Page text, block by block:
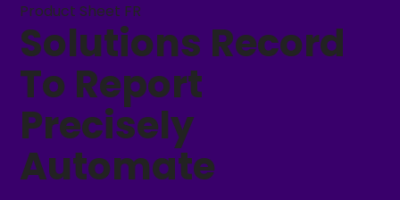
Product Sheet FR
Solutions Record
To Report
Precisely
Automate